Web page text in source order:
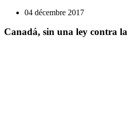
04 décembre 2017
Canadá, sin una ley contra la